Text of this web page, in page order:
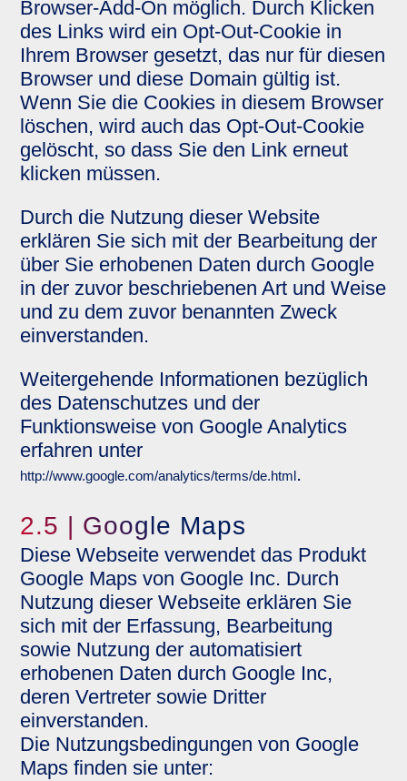
Browser-Add-On möglich. Durch Klicken
des Links wird ein Opt-Out-Cookie in
Ihrem Browser gesetzt, das nur für diesen
Browser und diese Domain gültig ist.
Wenn Sie die Cookies in diesem Browser
löschen, wird auch das Opt-Out-Cookie
gelöscht, so dass Sie den Link erneut
klicken müssen.
Durch die Nutzung dieser Website
erklären Sie sich mit der Bearbeitung der
über Sie erhobenen Daten durch Google
in der zuvor beschriebenen Art und Weise
und zu dem zuvor benannten Zweck
einverstanden.
Weitergehende Informationen bezüglich
des Datenschutzes und der
Funktionsweise von Google Analytics
erfahren unter
http://www.google.com/analytics/terms/de.html.
2.5 | Google Maps
Diese Webseite verwendet das Produkt
Google Maps von Google Inc. Durch
Nutzung dieser Webseite erklären Sie
sich mit der Erfassung, Bearbeitung
sowie Nutzung der automatisiert
erhobenen Daten durch Google Inc,
deren Vertreter sowie Dritter
einverstanden.
Die Nutzungsbedingungen von Google
Maps finden sie unter: